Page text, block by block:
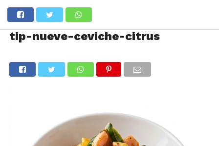
tip-nueve-ceviche-citrus